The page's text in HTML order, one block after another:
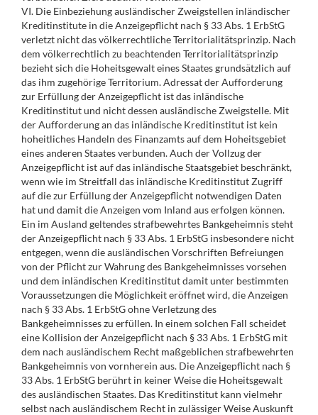
VI. Die Einbeziehung ausländischer Zweigstellen inländischer
Kreditinstitute in die Anzeigepflicht nach § 33 Abs. 1 ErbStG
verletzt nicht das völkerrechtliche Territorialitätsprinzip. Nach
dem völkerrechtlich zu beachtenden Territorialitätsprinzip
bezieht sich die Hoheitsgewalt eines Staates grundsätzlich auf
das ihm zugehörige Territorium. Adressat der Aufforderung
zur Erfüllung der Anzeigepflicht ist das inländische
Kreditinstitut und nicht dessen ausländische Zweigstelle. Mit
der Aufforderung an das inländische Kreditinstitut ist kein
hoheitliches Handeln des Finanzamts auf dem Hoheitsgebiet
eines anderen Staates verbunden. Auch der Vollzug der
Anzeigepflicht ist auf das inländische Staatsgebiet beschränkt,
wenn wie im Streitfall das inländische Kreditinstitut Zugriff
auf die zur Erfüllung der Anzeigepflicht notwendigen Daten
hat und damit die Anzeigen vom Inland aus erfolgen können.
Ein im Ausland geltendes strafbewehrtes Bankgeheimnis steht
der Anzeigepflicht nach § 33 Abs. 1 ErbStG insbesondere nicht
entgegen, wenn die ausländischen Vorschriften Befreiungen
von der Pflicht zur Wahrung des Bankgeheimnisses vorsehen
und dem inländischen Kreditinstitut damit unter bestimmten
Voraussetzungen die Möglichkeit eröffnet wird, die Anzeigen
nach § 33 Abs. 1 ErbStG ohne Verletzung des
Bankgeheimnisses zu erfüllen. In einem solchen Fall scheidet
eine Kollision der Anzeigepflicht nach § 33 Abs. 1 ErbStG mit
dem nach ausländischem Recht maßgeblichen strafbewehrten
Bankgeheimnis von vornherein aus. Die Anzeigepflicht nach §
33 Abs. 1 ErbStG berührt in keiner Weise die Hoheitsgewalt
des ausländischen Staates. Das Kreditinstitut kann vielmehr
selbst nach ausländischem Recht in zulässiger Weise Auskunft